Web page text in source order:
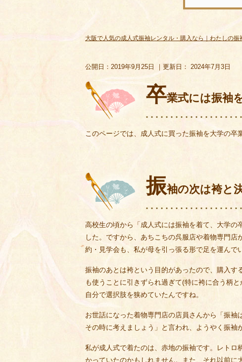
大阪で人気の成人式振袖レンタル・購入なら｜わたしの振
公開日： 2019年9月25日 ｜更新日： 2024年7月3日
卒業式には振袖
このページでは、成人式に買った振袖を大学の卒
振袖の次は袴と
高校生の頃から「成人式には振袖を着て、大学の
した。ですから、あちこちの呉服店や着物専門
約・見学会も、私が母を引っ張る形で足を運んで
振袖のあとは袴という目的があったので、購入す
も使うことに引きずられ過ぎて(特に袴に合う柄
自分で選択肢を狭めていたんですね。
お世話になった着物専門店の店員さんから「振
その時に考えましょう」と言われ、ようやく振袖
私が成人式で着たのは、赤地の振袖です。レト
かっていたのかもしれません。また、それ以前に